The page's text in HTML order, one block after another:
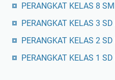
PERANGKAT KELAS 8
PERANGKAT KELAS 3
PERANGKAT KELAS 2
PERANGKAT KELAS 1